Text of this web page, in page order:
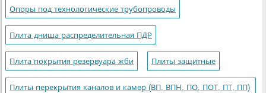
Опоры под технологические трубопроводы
Плита днища распределительная ПДР
Плита покрытия резервуара жби Плиты защитные
Плиты перекрытия каналов и камер (ВП, ВПН, ПО, ПОТ, ПТ, ПП)